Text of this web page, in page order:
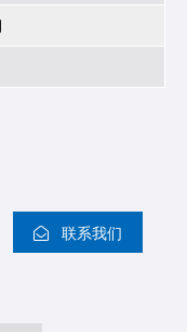
联系我们